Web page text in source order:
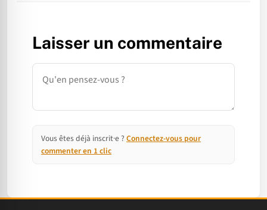
Laisser un commentaire
Commentaire
Vous êtes déjà inscrit·e ? Connectez-vous pour
commenter en 1 clic